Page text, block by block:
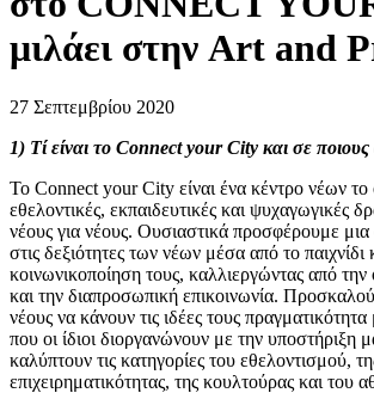
μιλάει στην Art and
27 Σεπτεμβρίου 2020
1) Τί είναι το Connect your City και σε
Το Connect your City είναι ένα κέντρο νέων
εθελοντικές, εκπαιδευτικές και ψυχαγωγικές
νέους για νέους. Ουσιαστικά προσφέρουμε μια
στις δεξιότητες των νέων μέσα από το παιχνίδι
κοινωνικοποίηση τους, καλλιεργώντας από την
και την διαπροσωπική επικοινωνία.
νέους να κάνουν τις ιδέες τους
που οι ίδιοι διοργανώνουν με την υποστήριξη
καλύπτουν τις κατηγορίες του εθελοντισμού,
επιχειρηματικότητας, της κουλτούρας και του